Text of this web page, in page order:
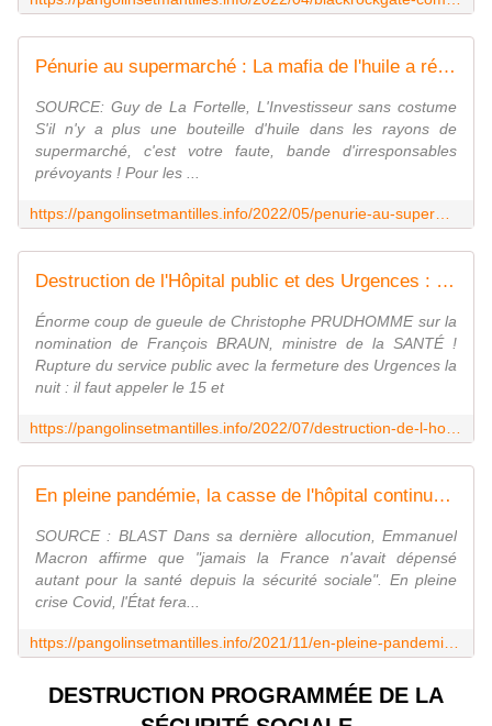
Pénurie au supermarché : La mafia de l'huile a réussi l'impossible ! - Pangolins et mantilles
SOURCE: Guy de La Fortelle, L'Investisseur sans costume
S'il n'y a plus une bouteille d'huile dans les rayons de
supermarché, c'est votre faute, bande d'irresponsables
prévoyants ! Pour les ...
Destruction de l'Hôpital public et des Urgences : Christophe PRUDHOMME, urgentiste et conseiller régional, témoigne - Pangolins et mantilles
Énorme coup de gueule de Christophe PRUDHOMME sur la
nomination de François BRAUN, ministre de la SANTÉ !
Rupture du service public avec la fermeture des Urgences la
nuit : il faut appeler le 15 et
En pleine pandémie, la casse de l'hôpital continue ! - Pangolins et mantilles
SOURCE : BLAST Dans sa dernière allocution, Emmanuel
Macron affirme que "jamais la France n'avait dépensé
autant pour la santé depuis la sécurité sociale". En pleine
crise Covid, l'État fera...
DESTRUCTION PROGRAMMÉE DE LA